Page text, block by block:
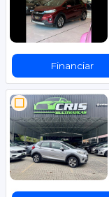
Financiar